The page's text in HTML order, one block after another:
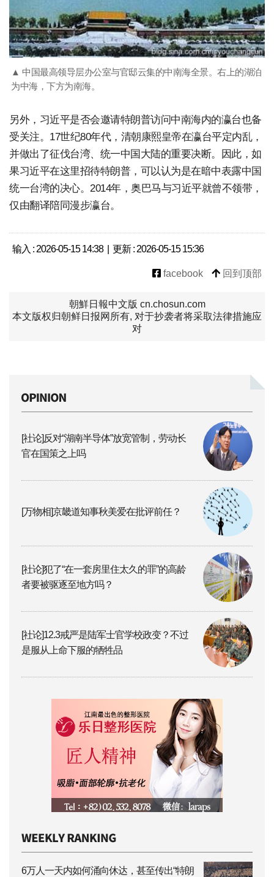
▲ 中国最高领导层办公室与官邸云集的中南海全景。右上的湖泊
为中海，下方为南海。
另外，习近平是否会邀请特朗普访问中南海内的瀛台也备
受关注。17世纪80年代，清朝康熙皇帝在瀛台平定内乱，
并做出了征伐台湾、统一中国大陆的重要决断。因此，如
果习近平在这里招待特朗普，可以认为是在暗中表露中国
统一台湾的决心。2014年，奥巴马与习近平就曾不领带，
仅由翻译陪同漫步瀛台。
输入 : 2026-05-15 14:38 | 更新 : 2026-05-15 15:36
facebook 回到顶部
朝鮮日報中文版 cn.chosun.com
本文版权归朝鲜日报网所有, 对于抄袭者将采取法律措施应
对
[社论]反对“湖南半导体”放宽管制，劳动长
官在国策之上吗
[万物相]京畿道知事秋美爱在批评前任？
[社论]犯了“在一套房里住太久的罪”的高龄
者要被驱逐至地方吗？
[社论]12.3戒严是陆军士官学校政变？不过
是服从上命下服的牺牲品
6万人一天内如何涌向休达，甚至传出“特朗